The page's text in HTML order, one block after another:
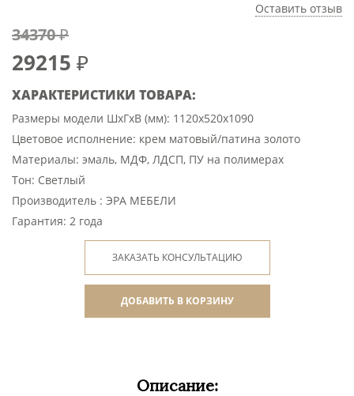
34370 ₽
29215 ₽
ХАРАКТЕРИСТИКИ ТОВАРА:
Размеры модели ШхГхВ (мм): 1120х520х1090
Цветовое исполнение: крем матовый/патина золото
Материалы: эмаль, МДФ, ЛДСП, ПУ на полимерах
Тон: Светлый
Производитель : ЭРА МЕБЕЛИ
Гарантия: 2 года
ЗАКАЗАТЬ КОНСУЛЬТАЦИЮ
ДОБАВИТЬ В КОРЗИНУ
Оставить отзыв
Описание: